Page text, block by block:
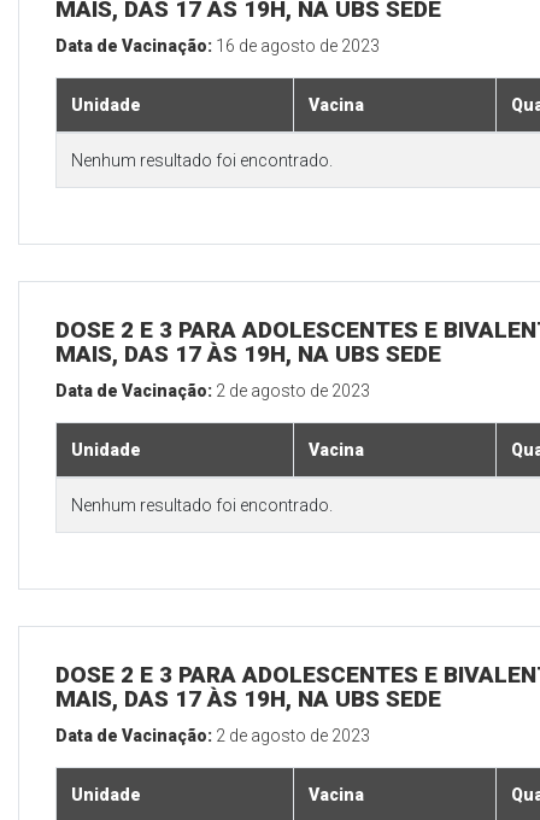
MAIS, DAS 17 ÀS 19H, NA UBS SEDE
Data de Vacinação: 16 de agosto de 2023
Unidade Vacina
Nenhum resultado foi encontrado.
DOSE 2 E 3 PARA ADOLESCENTES E
MAIS, DAS 17 ÀS 19H, NA UBS SEDE
Data de Vacinação: 2 de agosto de 2023
Unidade Vacina
Nenhum resultado foi encontrado.
DOSE 2 E 3 PARA ADOLESCENTES E
MAIS, DAS 17 ÀS 19H, NA UBS SEDE
Data de Vacinação: 2 de agosto de 2023
Unidade Vacina